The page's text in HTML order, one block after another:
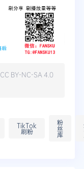
CC BY-NC-SA 4.0
TikTok
刷粉
粉
丝
库